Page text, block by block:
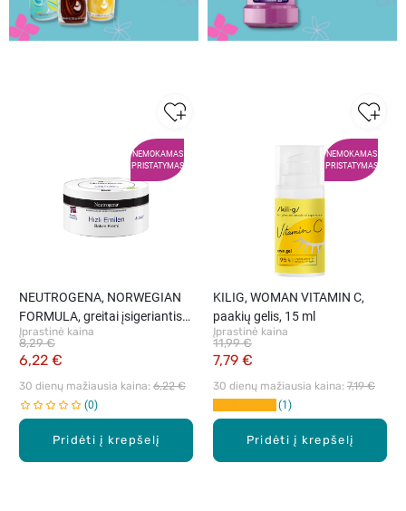
NEMOKAMAS
PRISTATYMAS
Pridėti į krepšelį
NEUTROGENA, NORWEGIAN
FORMULA, greitai įsigeriantis
kūno balzamas, 300 ml
Įprastinė kaina
6,22 €
8,29 €
30 dienų mažiausia kaina: 6,22 €
0
NEMOKAMAS
PRISTATYMAS
Pridėti į krepšelį
KILIG, WOMAN VITAMIN C,
paakių gelis, 15 ml
Įprastinė kaina
7,79 €
11,99 €
30 dienų mažiausia kaina: 7,19 €
1